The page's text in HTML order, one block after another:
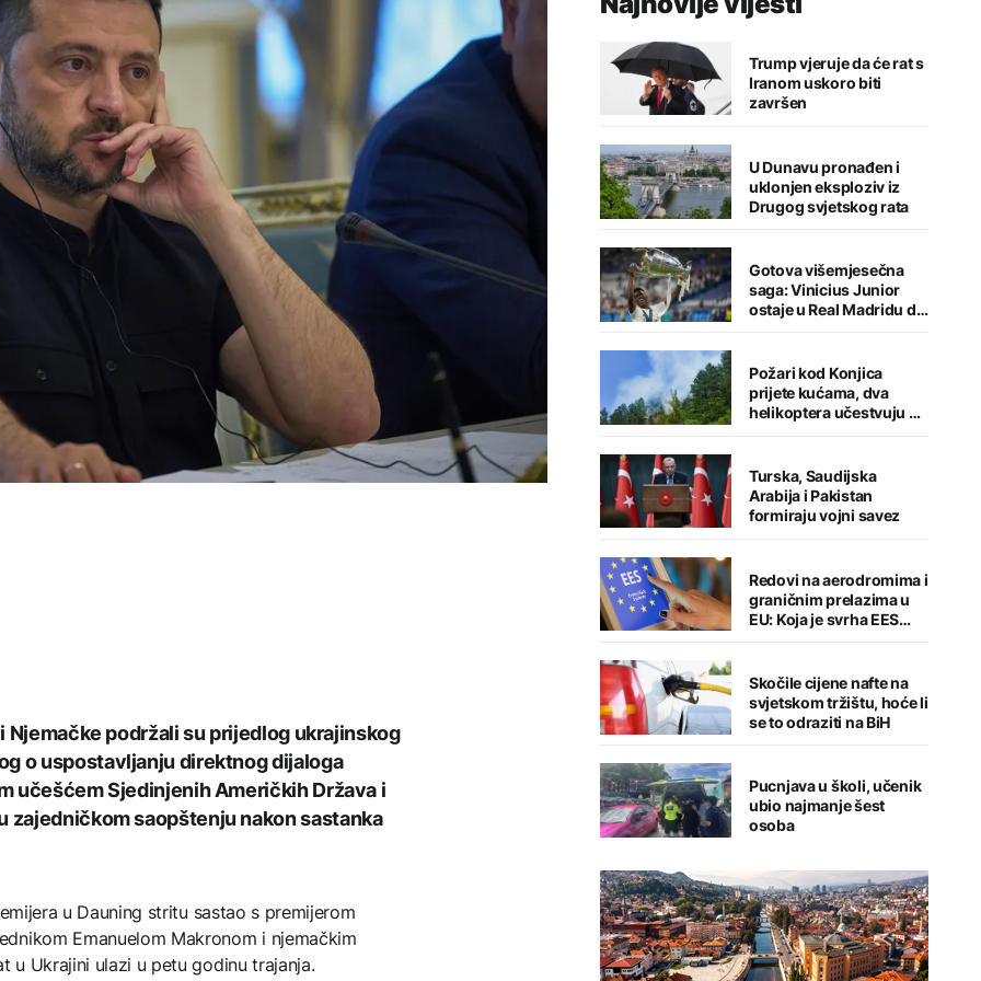
Njemačke podržali su prijedlog ukrajinskog
o uspostavljanju direktnog dijaloga
učešćem Sjedinjenih Američkih Država i
zajedničkom saopštenju nakon sastanka
u Dauning stritu sastao s premijerom
Emanuelom Makronom i njemačkim
u Ukrajini ulazi u petu godinu trajanja.
Trump vjeruje da će rat s
Iranom uskoro biti
završen
U Dunavu pronađen i
uklonjen eksploziv iz
Drugog svjetskog rata
Gotova višemjesečna
saga: Vinicius Junior
ostaje u Real Madridu do
2032. godine
Požari kod Konjica
prijete kućama, dva
helikoptera učestvuju u
gašenju
Turska, Saudijska
Arabija i Pakistan
formiraju vojni savez
Redovi na aerodromima i
graničnim prelazima u
EU: Koja je svrha EES
sistema ako se isključuje
Skočile cijene nafte na
svjetskom tržištu, hoće li
se to odraziti na BiH
Pucnjava u školi, učenik
ubio najmanje šest
osoba